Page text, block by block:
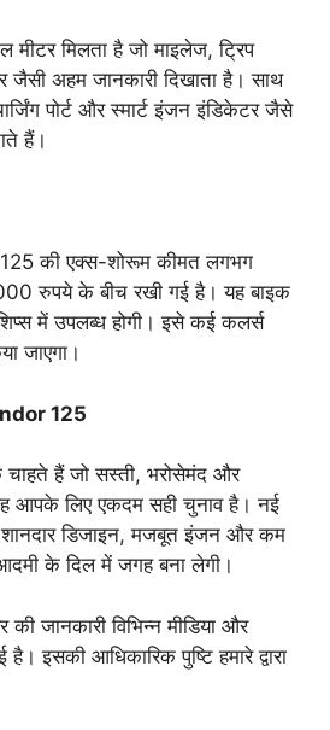
मिलता है जो माइलेज, ट्रिप
जैसी अहम जानकारी दिखाता है। साथ
पोर्ट और स्मार्ट इंजन इंडिकेटर जैसे
हैं।
की एक्स-शोरूम कीमत लगभग
रुपये के बीच रखी गई है। यह बाइक
में उपलब्ध होगी। इसे कई कलर्स
जाएगा।
125
हैं जो सस्ती, भरोसेमंद और
आपके लिए एकदम सही चुनाव है। नई
डिजाइन, मजबूत इंजन और कम
के दिल में जगह बना लेगी।
जानकारी विभिन्न मीडिया और
इसकी आधिकारिक पुष्टि हमारे द्वारा